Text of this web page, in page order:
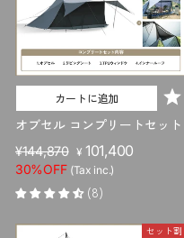
カートに追加
オブセル コンプリートセット
販
売
価
格
¥144,870 セ
ー
ル
価
格
¥ 101,400
30%OFF (Tax inc.)
(8)
セット割